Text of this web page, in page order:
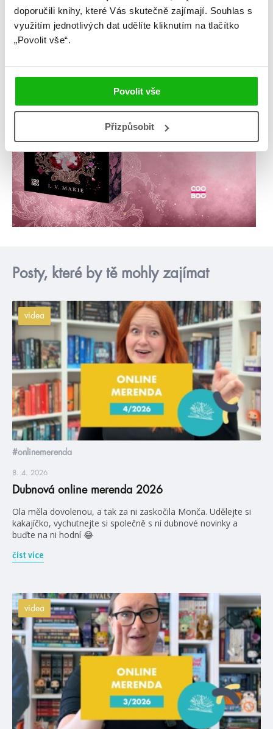
doporučili knihy, které Vás skutečně zajímají. Souhlas s
využitím jednotlivých dat udělíte kliknutím na tlačítko
„Povolit vše“.
Povolit vše
Přizpůsobit
Posty, které by tě mohly zajímat
videa
#onlinemerenda
8. 4. 2026
Dubnová online merenda 2026
Ola měla dovolenou, a tak za ni zaskočila Monča. Udělejte si
kakajíčko, vychutnejte si společně s ní dubnové novinky a
buďte na ni hodní 😂
číst více
videa